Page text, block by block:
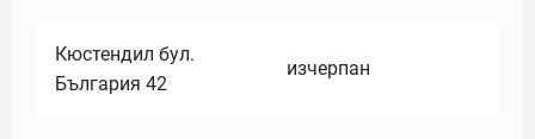
Кюстендил бул.
България 42
изчерпан